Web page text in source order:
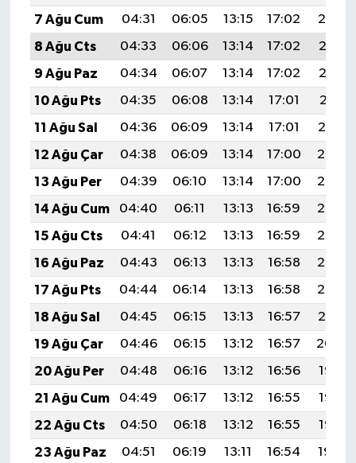
7 Ağu Cum
04:31 06:05 13:15 17:02
20:14
8 Ağu Cts
04:33 06:06 13:14 17:02
20:13
9 Ağu Paz
04:34 06:07 13:14 17:02
20:12
10 Ağu Pts
04:35 06:08 13:14 17:01
20:11
11 Ağu Sal
04:36 06:09 13:14 17:01
20:10
12 Ağu Çar
04:38 06:09 13:14 17:00
20:08
13 Ağu Per
04:39 06:10 13:14 17:00
20:07
14 Ağu Cum
04:40 06:11 13:13 16:59
20:06
15 Ağu Cts
04:41 06:12 13:13 16:59
20:05
16 Ağu Paz
04:43 06:13 13:13 16:58
20:03
17 Ağu Pts
04:44 06:14 13:13 16:58
20:02
18 Ağu Sal
04:45 06:15 13:13 16:57
20:01
19 Ağu Çar
04:46 06:15 13:12 16:57
20:00
20 Ağu Per
04:48 06:16 13:12 16:56
19:58
21 Ağu Cum
04:49 06:17 13:12 16:55
19:57
22 Ağu Cts
04:50 06:18 13:12 16:55
19:56
23 Ağu Paz
04:51 06:19 13:11 16:54
19:54
BİLİM TEKNOLOJİ
ASAYİŞ
SEÇİM 2015
ÇEVRE
BİLİM VE TEKNOLOJİ
YARIŞMALAR
TANITIM
HABERDE İNSAN